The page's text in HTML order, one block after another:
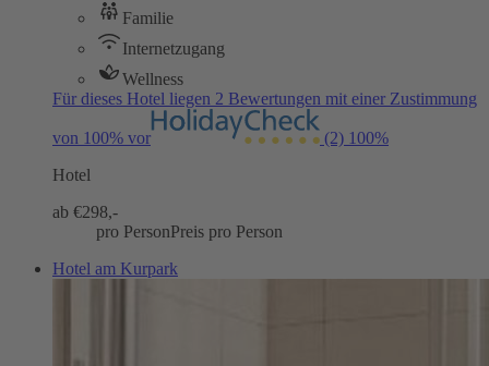
Familie
Internetzugang
Wellness
Für dieses Hotel liegen 2 Bewertungen mit einer Zustimmung
von 100% vor (2) 100%
Hotel
ab €298,-
pro PersonPreis pro Person
Hotel am Kurpark